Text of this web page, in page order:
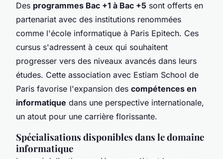
Des programmes Bac +1 à Bac +5 sont offerts en
partenariat avec des institutions renommées
comme l'école informatique à Paris Epitech. Ces
cursus s'adressent à ceux qui souhaitent
progresser vers des niveaux avancés dans leurs
études. Cette association avec Estiam School de
Paris favorise l'expansion des compétences en
informatique dans une perspective internationale,
un atout pour une carrière florissante.
Spécialisations disponibles dans le domaine
informatique